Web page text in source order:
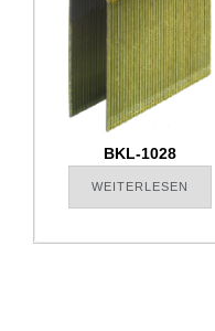
BKL-1028
WEITERLESEN